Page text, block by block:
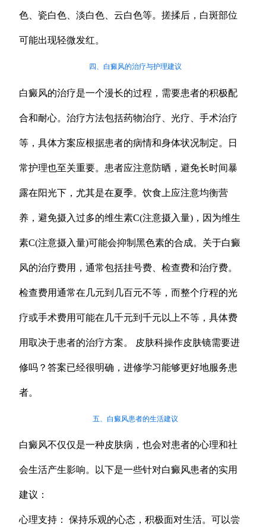
色、瓷白色、淡白色、云白色等。搓揉后，白斑部位
可能出现轻微发红。
四、白癜风的治疗与护理建议
白癜风的治疗是一个漫长的过程，需要患者的积极配
合和耐心。治疗方法包括药物治疗、光疗、手术治疗
等，具体方案应根据患者的病情和身体状况制定。日
常护理也至关重要。患者应注意防晒，避免长时间暴
露在阳光下，尤其是在夏季。饮食上应注意均衡营
养，避免摄入过多的维生素C(注意摄入量)，因为维生
素C(注意摄入量)可能会抑制黑色素的合成。关于白癜
风的治疗费用，通常包括挂号费、检查费和治疗费。
检查费用通常在几元到几百元不等，而整个疗程的光
疗或手术费用可能在几千元到千元以上不等，具体费
用取决于患者的治疗方案。 皮肤科操作皮肤镜需要进
修吗？答案已经很明确，进修学习能够更好地服务患
者。
五、白癜风患者的生活建议
白癜风不仅仅是一种皮肤病，也会对患者的心理和社
会生活产生影响。以下是一些针对白癜风患者的实用
建议：
心理支持： 保持乐观的心态，积极面对生活。可以尝